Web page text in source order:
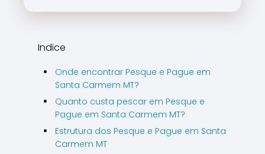
\\\\\\\\\\\\\\\\\\\\\\\\\\\\\\\\
\\\\\\\\".
Indice
Onde encontrar Pesque e Pague em
Santa Carmem MT?
Quanto custa pescar em Pesque e
Pague em Santa Carmem MT?
Estrutura dos Pesque e Pague em Santa
Carmem MT